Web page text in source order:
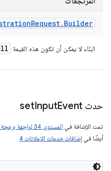
Request. Builder
البنّاء لا يمكن أن تكون هذه القيمة
حدث set InputEvent
تمت الإضافة في المستوى 34 لواجهة برمجة التطبيقات
أيضًا في إضافات خدمات الإعلانات 4